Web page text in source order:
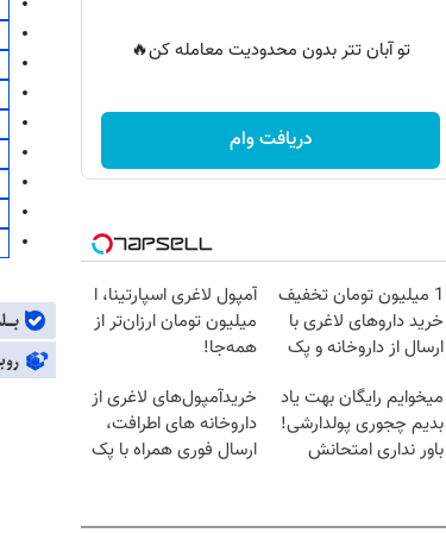
تو آبان تتر بدون محدودیت معامله کن🔥
دریافت وام
1 میلیون تومان تخفیف
خرید داروهای لاغری با
ارسال از داروخانه و پک
آمپول لاغری اسپارتینا، ا
میلیون تومان ارزان‌تر از
همه‌جا!
میخوایم رایگان بهت یاد
بدیم چجوری پولدارشی!
باور نداری امتحانش
خریدآمپول‌های لاغری از
داروخانه های اطرافت،
ارسال فوری همراه با پک